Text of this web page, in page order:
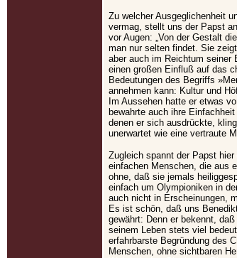
Zu welcher Ausgeglichenheit
vermag, stellt uns der Papst
vor Augen: „Von der Gestalt
man nur selten findet. Sie
aber auch im Reichtum seiner
einen großen Einfluß auf das
Bedeutungen des Begriffs
annehmen kann: Kultur und
Im Aussehen hatte er etwas
bewahrte auch ihre
denen er sich ausdrückte,
unerwartet wie eine vertraute
Zugleich spannt der Papst
einfachen Menschen, die aus
ohne, daß sie jemals
einfach um Olympioniken in
auch nicht in Erscheinungen,
Es ist schön, daß uns
gewährt: Denn er bekennt,
seinem Leben stets viel
erfahrbarste Begründung des
Menschen, ohne sichtbaren